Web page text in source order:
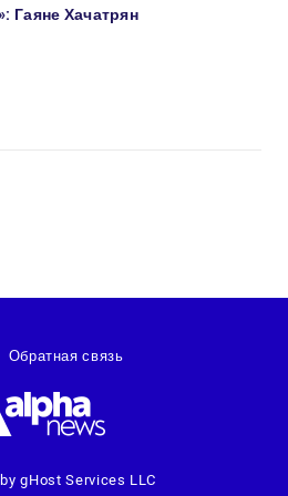
Гаяне Хачатрян
gHost Services LLC
Обратная связь